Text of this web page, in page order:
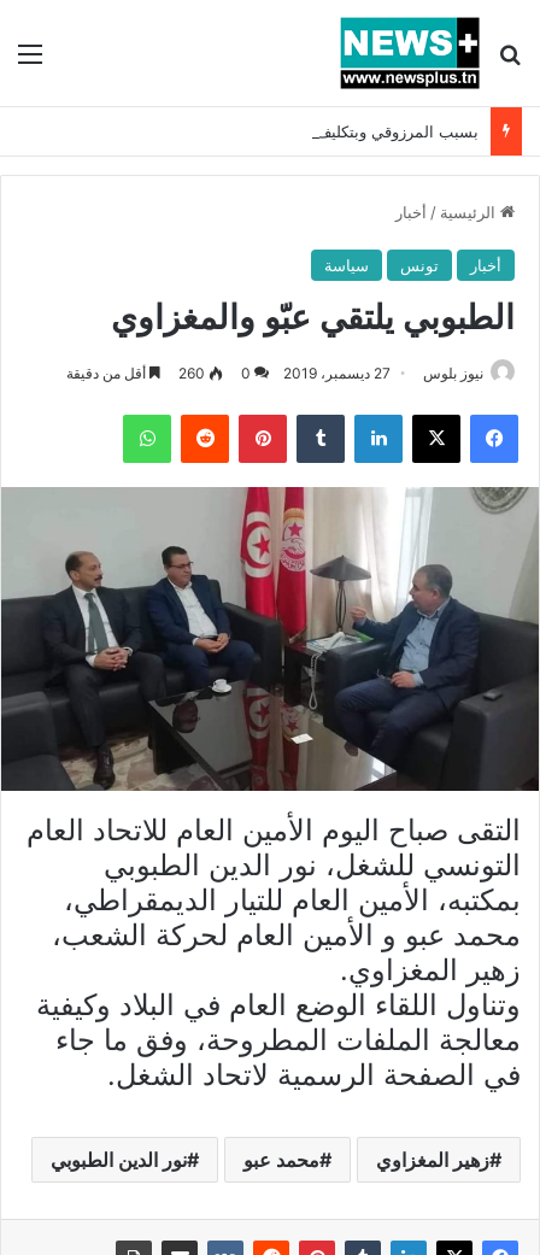
بحث عن
الرئيسية / أخبار
أخبار تونس سياسة
الطبوبي يلتقي عبّو والمغزاوي
نيوز بلوس 27 ديسمبر، 2019 0
260 أقل من دقيقة
فيسبوك X لينكدإن بينتيريست واتساب
التقى صباح اليوم الأمين العام للاتحاد العام
التونسي للشغل، نور الدين الطبوبي
بمكتبه، الأمين العام للتيار الديمقراطي،
محمد عبو و الأمين العام لحركة الشعب،
زهير المغزاوي.
وتناول اللقاء الوضع العام في البلاد وكيفية
معالجة الملفات المطروحة، وفق ما جاء
في الصفحة الرسمية لاتحاد الشغل.
زهير المغزاوي محمد عبو نور الدين الطبوبي